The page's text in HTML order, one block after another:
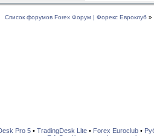
Список форумов Forex Форум | Форекс Евроклуб »
Pro 5• TradingDesk Lite• Forex Euroclub•